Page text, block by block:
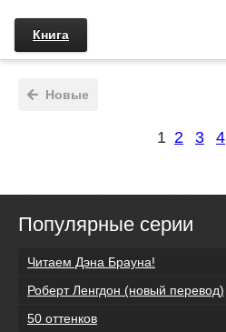
Книга
Новые
1 2 3 4
Популярные серии
Читаем Дэна Брауна!
Роберт Ленгдон (новый перевод)
50 оттенков